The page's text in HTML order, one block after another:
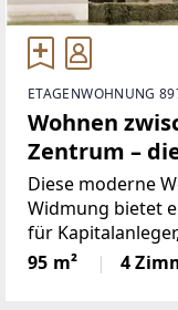
ETAGENWOHNUNG
Wohnen
Zentrum –
Schladming
Diese moderne
Widmung bietet
für
renditestarke
investieren
95 m² 4